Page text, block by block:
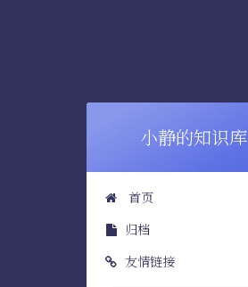
小静的知识库
首页
归档
友情链接